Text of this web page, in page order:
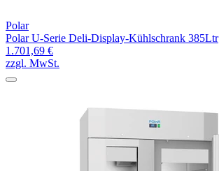
Polar
Polar U-Serie Deli-Display-Kühlschrank 385Ltr
1.701,69 €
zzgl. MwSt.